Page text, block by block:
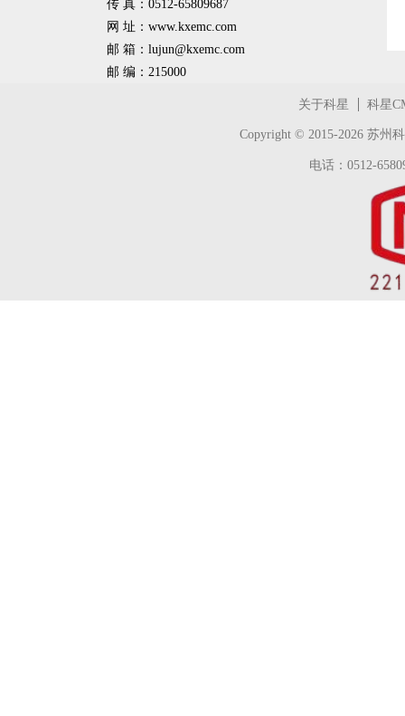
传 真：0512-65809687
网 址：www.kxemc.com
邮 箱： lujun@kxemc.com
邮 编：215000
关于科星 科星
Copyright © 2015-2026 苏州
电话：0512-